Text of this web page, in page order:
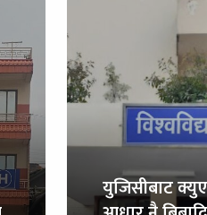
युजिसीबाट